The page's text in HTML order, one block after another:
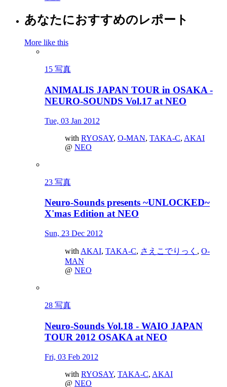
あなたにおすすめのレポート
More like this
15 写真
ANIMALIS JAPAN TOUR in OSAKA -
NEURO-SOUNDS Vol.17 at NEO
Tue, 03 Jan 2012
with RYOSAY, O-MAN, TAKA-C, AKAI
@ NEO
23 写真
Neuro-Sounds presents ~UNLOCKED~
X'mas Edition at NEO
Sun, 23 Dec 2012
with AKAI, TAKA-C, さえこでりっく , O-
MAN
@ NEO
28 写真
Neuro-Sounds Vol.18 - WAIO JAPAN
TOUR 2012 OSAKA at NEO
Fri, 03 Feb 2012
with RYOSAY, TAKA-C, AKAI
@ NEO